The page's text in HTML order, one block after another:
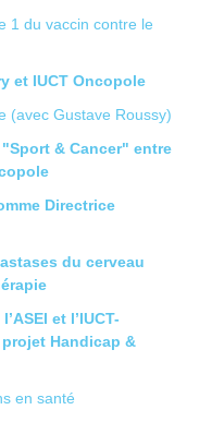
1 du vaccin contre le
et IUCT Oncopole
(avec Gustave Roussy)
& Cancer" entre
Directrice
du cerveau
et l’IUCT-
Handicap &
en santé